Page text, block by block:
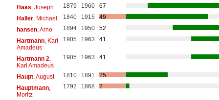
Haas , Joseph 1879 1960
67
Haller, Michael 1840 1915
49
hansen, Arno 1894 1950
52
Hartmann, Karl
Amadeus
1905 1963 41
Hartmann 2
Karl Amadeus
1905 1963 41
Haupt, August 1810 1891
25
Hauptmann,
Moritz
1792 1868 2